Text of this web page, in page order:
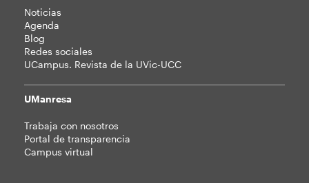
Noticias
Agenda
Blog
Redes sociales
UCampus. Revista de la UVic-UCC
UManresa
Trabaja con nosotros
Portal de transparencia
Campus virtual